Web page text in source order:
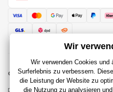
© 2018 - 2026 RajSpielzeug.at, Alle
Diese Seite ist durch reCAPTCHA